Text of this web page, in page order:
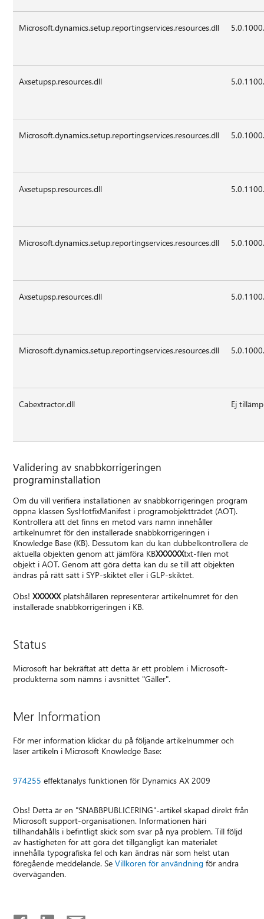
Microsoft.dynamics.setup.reportingservices.resources.dll
Axsetupsp.resources.dll
Microsoft.dynamics.setup.reportingservices.resources.dll
Axsetupsp.resources.dll
Microsoft.dynamics.setup.reportingservices.resources.dll
Axsetupsp.resources.dll
Microsoft.dynamics.setup.reportingservices.resources.dll
Cabextractor.dll Ej
Validering av snabbkorrigeringen
programinstallation
Om du vill verifiera installationen av snabbkorrigeringen program
öppna klassen SysHotfixManifest i programobjektträdet (AOT).
Kontrollera att det finns en metod vars namn innehåller
artikelnumret för den installerade snabbkorrigeringen i
Knowledge Base (KB). Dessutom kan du kan dubbelkontrollera de
aktuella objekten genom att jämföra KBXXXXXXtxt-filen mot
objekt i AOT. Genom att göra detta kan du se till att objekten
ändras på rätt sätt i SYP-skiktet eller i GLP-skiktet.
Obs!XXXXXXplatshållaren representerar artikelnumret för den
installerade snabbkorrigeringen i KB.
Status
Microsoft har bekräftat att detta är ett problem i Microsoft-
produkterna som nämns i avsnittet "Gäller".
Mer Information
För mer information klickar du på följande artikelnummer och
läser artikeln i Microsoft Knowledge Base:
974255 effektanalys funktionen för Dynamics AX 2009
Obs! Detta är en "SNABBPUBLICERING"-artikel skapad direkt från
Microsoft support-organisationen. Informationen häri
tillhandahålls i befintligt skick som svar på nya problem. Till följd
av hastigheten för att göra det tillgängligt kan materialet
innehålla typografiska fel och kan ändras när som helst utan
föregående meddelande. SeVillkoren för användning för andra
överväganden.